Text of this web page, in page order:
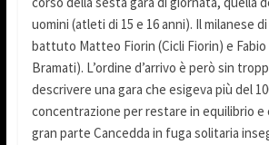
uomini (atleti di 15 e 16 anni). Il milanese
battuto Matteo Fiorin (Cicli Fiorin) e Fabio
Bramati). L’ordine d’arrivo è però sin
descrivere una gara che esigeva più del
concentrazione per restare in equilibrio e
gran parte Cancedda in fuga solitaria